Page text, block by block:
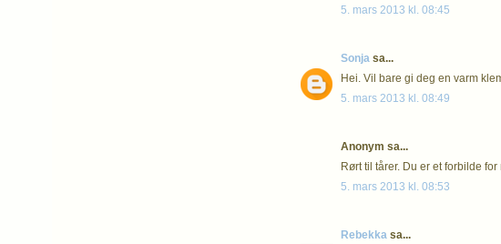
5. mars 2013 kl. 08:45
Sonja sa...
Hei. Vil bare gi deg en varm
5. mars 2013 kl. 08:49
Anonym sa...
Rørt til tårer. Du er et forbilde for
5. mars 2013 kl. 08:53
Rebekka sa...